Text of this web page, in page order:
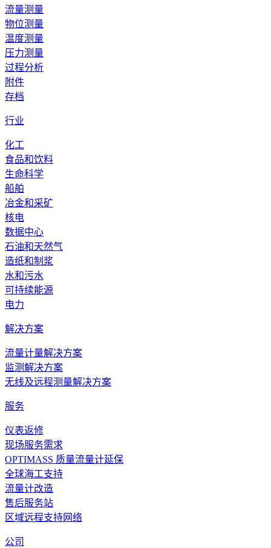
OPTITEMP TRA-S34
热电阻（RTD）温度组件用于现有的保护套管或机械
浏览产品的详情
描述
燃料的流量测量
要求
对核电安全的重要性 (ITNS)
环境资质
推荐的产品及解决方案
OPTISONIC 3400
浏览产品的详情
描述
发电标准
推荐的产品及解决方案
流量测量
物位测量
温度测量
压力测量
过程分析
附件
存档
行业
化工
食品和饮料
生命科学
船舶
冶金和采矿
核电
数据中心
石油和天然气
造纸和制浆
水和污水
可持续能源
电力
解决方案
流量计量解决方案
监测解决方案
无线及远程测量解决方案
服务
仪表返修
现场服务需求
OPTIMASS 质量流量计延保
全球海工支持
流量计改造
售后服务站
区域远程支持网络
公司